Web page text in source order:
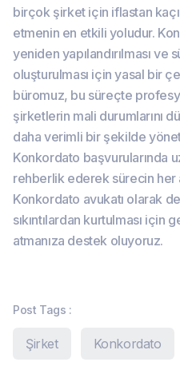
birçok şirket için iflastan
etmenin en etkili yoludur.
yeniden yapılandırılması
oluşturulması için yasal bir
büromuz, bu süreçte
şirketlerin mali durumlarını
daha verimli bir şekilde
Konkordato başvurularında
rehberlik ederek sürecin her
Konkordato avukatı olarak
sıkıntılardan kurtulması için
atmanıza destek oluyoruz.
Post Tags :
Şirket Konkordato